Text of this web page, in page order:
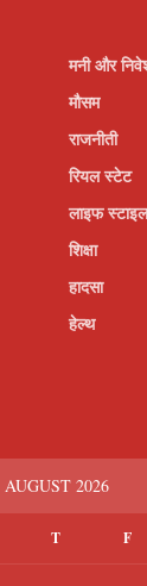
मनी और
मौसम
राजनीती
रियल स्टेट
लाइफ स्टाइल
शिक्षा
हादसा
हेल्थ
AUGUST 2026
T F